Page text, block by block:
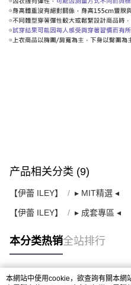
产品相关分类 (9)
【伊蕾 ILEY】 ▸ MIT精選 ◂
【伊蕾 ILEY】 ▸ 成套專區 ◂
本分类热销全站排行
本網站中使用cookie，欲查詢有關本網